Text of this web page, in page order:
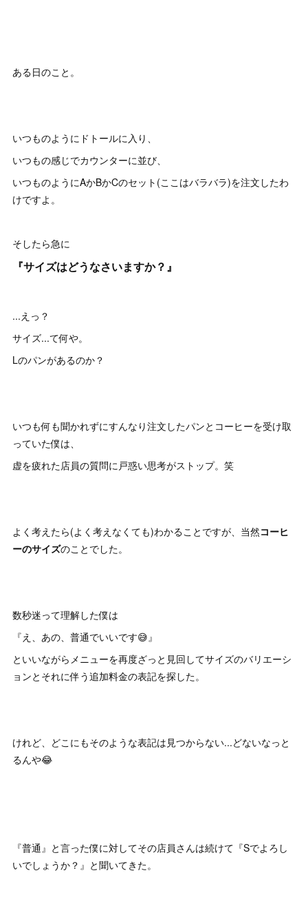
ある日のこと。
いつものようにドトールに入り、
いつもの感じでカウンターに並び、
いつものようにAかBかCのセット(ここはバラバラ)を注文したわ
けですよ。
そしたら急に
『サイズはどうなさいますか？』
...えっ？
サイズ...て何や。
Lのパンがあるのか？
いつも何も聞かれずにすんなり注文したパンとコーヒーを受け取
っていた僕は、
虚を疲れた店員の質問に戸惑い思考がストップ。笑
よく考えたら(よく考えなくても)わかることですが、当然コーヒ
ーのサイズのことでした。
数秒迷って理解した僕は
『え、あの、普通でいいです😅』
といいながらメニューを再度ざっと見回してサイズのバリエーシ
ョンとそれに伴う追加料金の表記を探した。
けれど、どこにもそのような表記は見つからない...どないなっと
るんや😂
『普通』と言った僕に対してその店員さんは続けて『Sでよろし
いでしょうか？』と聞いてきた。